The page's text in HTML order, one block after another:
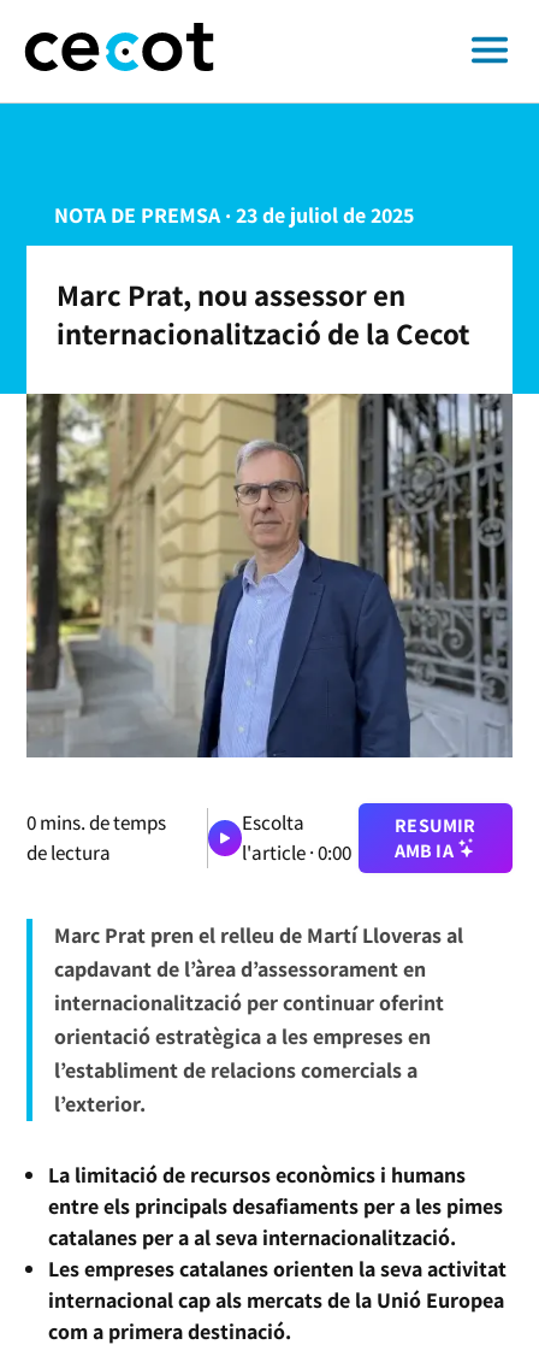
NOTA DE PREMSA · 23 de juliol de 2025
Marc Prat, nou assessor en
internacionalització de la Cecot
0mins. de temps
de lectura
Escolta
l'article ·0:00
RESUMIR
AMB IA
Marc Prat pren el relleu de Martí Lloveras al
capdavant de l’àrea d’assessorament en
internacionalització per continuar oferint
orientació estratègica a les empreses en
l’establiment de relacions comercials a
l’exterior.
La limitació de recursos econòmics i humans
entre els principals desafiaments per a les pimes
catalanes per a al seva internacionalització.
Les empreses catalanes orienten la seva activitat
internacional cap als mercats de la Unió Europea
com a primera destinació.